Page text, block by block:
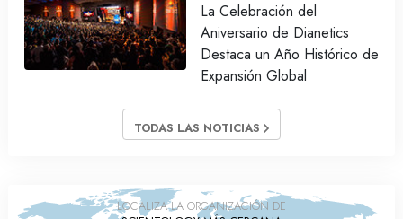
La Celebración del
Aniversario de Dianetics
Destaca un Año Histórico de
Expansión Global
TODAS LAS NOTICIAS
LOCALIZA LA ORGANIZACIÓN DE